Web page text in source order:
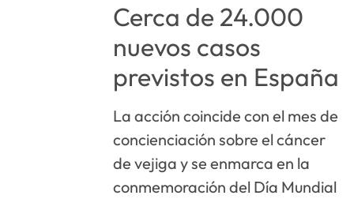
Cerca de 24.000
nuevos casos
previstos en España
La acción coincide con el mes de
concienciación sobre el cáncer
de vejiga y se enmarca en la
conmemoración del Día Mundial